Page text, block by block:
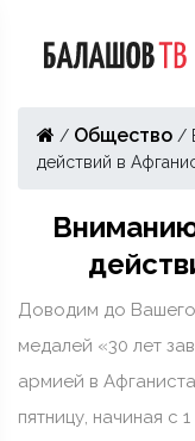
/ Общество /
действий в
Доводим до
медалей «30 лет
армией в
пятницу, начиная с